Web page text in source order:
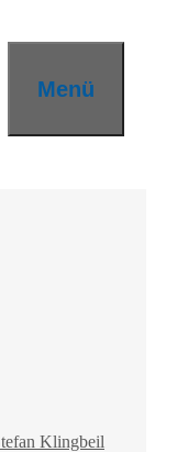
Menü
Klingbeil